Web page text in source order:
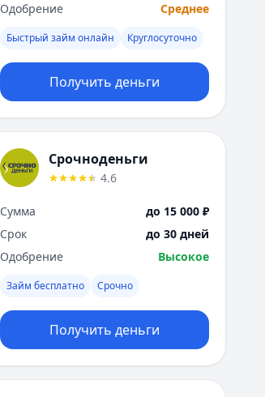
Томск
Тула
Тюмень
У
Ульяновск
Х
Хабаровск
Чебоксары
Челябинск
Я
Ярославль
Вся Россия
Одобрение
Среднее
Быстрый займ онлайн Круглосуточно
Получить деньги
Срочноденьги
4.6
Сумма
до 15 000 ₽
Срок
до 30 дней
Одобрение
Высокое
Займ бесплатно Срочно
Получить деньги